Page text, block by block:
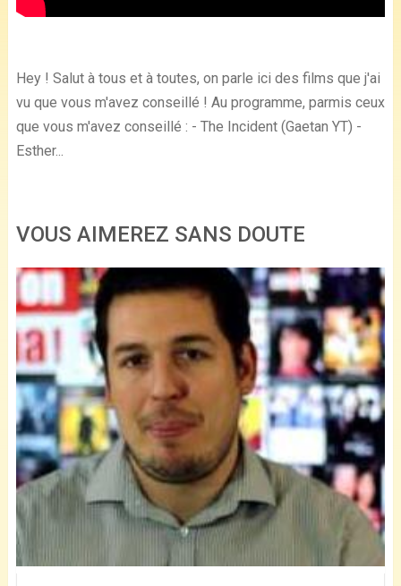
Hey ! Salut à tous et à toutes, on parle ici des films que j'ai
vu que vous m'avez conseillé ! Au programme, parmis ceux
que vous m'avez conseillé : - The Incident (Gaetan YT) -
Esther...
VOUS AIMEREZ SANS DOUTE